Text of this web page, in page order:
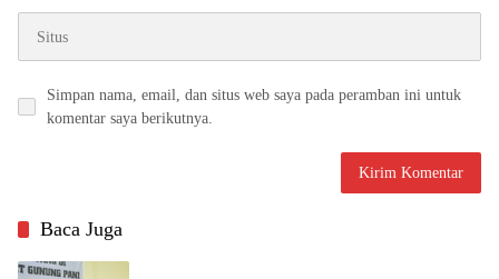
Simpan nama, email, dan situs web saya pada peramban ini untuk
komentar saya berikutnya.
Baca Juga